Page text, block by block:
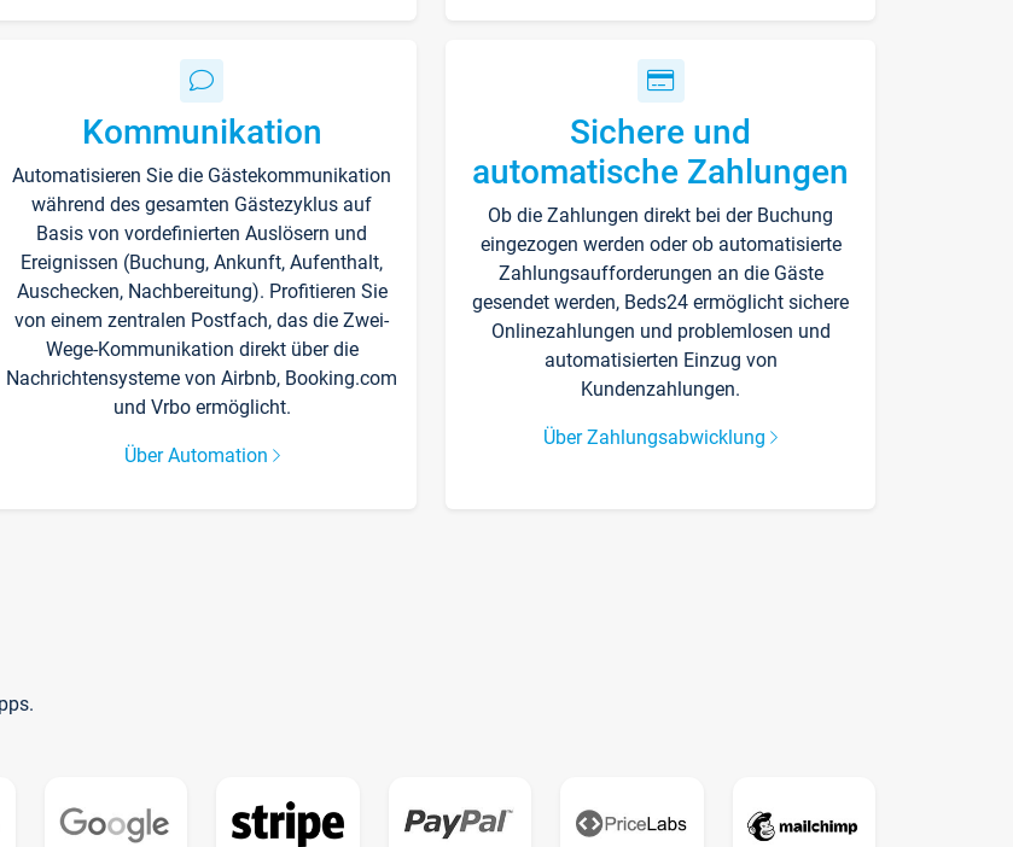
Kommunikation
Automatisieren Sie die Gästekommunikation
während des gesamten Gästezyklus auf
Basis von vordefinierten Auslösern und
Ereignissen (Buchung, Ankunft, Aufenthalt,
Auschecken, Nachbereitung). Profitieren Sie
von einem zentralen Postfach, das die Zwei-
Wege-Kommunikation direkt über die
Nachrichtensysteme von Airbnb, Booking.com
und Vrbo ermöglicht.
Über Automation
Sichere und
automatische Zahlungen
Ob die Zahlungen direkt bei der Buchung
eingezogen werden oder ob automatisierte
Zahlungsaufforderungen an die Gäste
gesendet werden, Beds24 ermöglicht sichere
Onlinezahlungen und problemlosen und
automatisierten Einzug von
Kundenzahlungen.
Über Zahlungsabwicklung